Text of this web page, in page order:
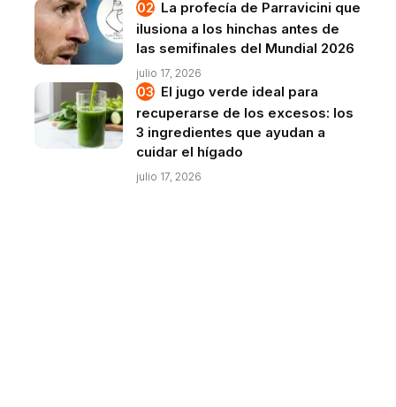
La profecía de Parravicini que
ilusiona a los hinchas antes de
las semifinales del Mundial 2026
julio 17, 2026
El jugo verde ideal para
recuperarse de los excesos: los
3 ingredientes que ayudan a
cuidar el hígado
julio 17, 2026